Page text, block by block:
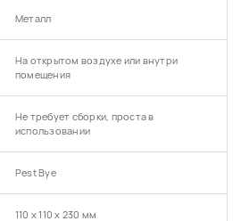
Металл
На открытом воздухе или внутри
помещения
Не требует сборки, проста в
использовании
Pest Bye
110 х 110 х 230 мм